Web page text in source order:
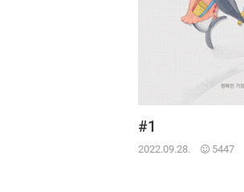
#1
2022.09.28. 5447